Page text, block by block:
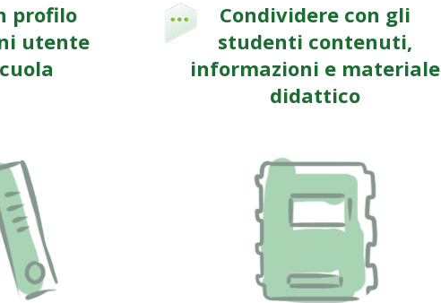
profilo
utente
Condividere con gli
studenti contenuti,
informazioni e materiale
didattico